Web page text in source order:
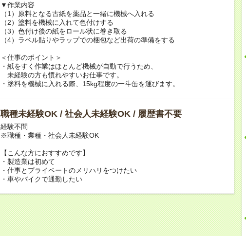
▼作業内容
（1）原料となる古紙を薬品と一緒に機械へ入れる
（2）塗料を機械に入れて色付けする
（3）色付け後の紙をロール状に巻き取る
（4）ラベル貼りやラップでの梱包など出荷の準備をする
＜仕事のポイント＞
・紙をすく作業はほとんど機械が自動で行うため、
未経験の方も慣れやすいお仕事です。
・塗料を機械に入れる際、15kg程度の一斗缶を運びます。
職種未経験OK / 社会人未経験OK / 履歴書不要
経験不問
※職種・業種・社会人未経験OK
【こんな方におすすめです】
・製造業は初めて
・仕事とプライベートのメリハリをつけたい
・車やバイクで通勤したい